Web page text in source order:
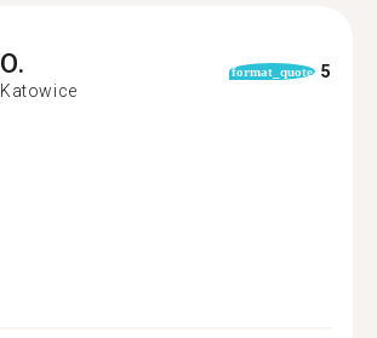
O.
Katowice
format_quote 5